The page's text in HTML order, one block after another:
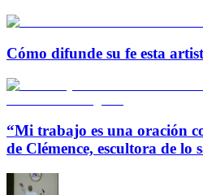
Cómo difunde su fe esta
“Mi trabajo es una oración
de Clémence, escultora de lo